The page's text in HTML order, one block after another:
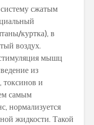
сжатым
куртка), в
воздух.
мышц
из
токсинов и
самым
нормализуется
жидкости. Такой